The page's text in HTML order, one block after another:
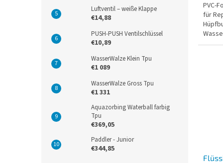
Luftventil – weiße Klappe
€14,88
PUSH-PUSH Ventilschlüssel
€10,89
WasserWalze Klein Tpu
€1 089
WasserWalze Gross Tpu
€1 331
Aquazorbing Waterball farbig
Tpu
€369,05
Paddler - Junior
€344,85
PVC-
für
und